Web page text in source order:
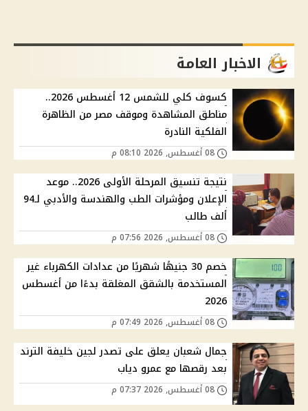
الاخبار العامة
كسوف كلي للشمس 12 أغسطس 2026..
مناطق المشاهدة وموقف مصر من الظاهرة
الفلكية النادرة
نتيجة تنسيق المرحلة الأولى 2026.. موعد
الإعلان ومؤشرات الطب والهندسة والأدبي لـ94
ألف طالب
خصم 30 جنيهًا شهريًا من عدادات الكهرباء غير
المستخدمة بالشقق المغلقة بدءًا من أغسطس
2026
جمال شعبان يعلق على تصدر لجين خليفة الترند
بعد رقصها مع عمرو دياب